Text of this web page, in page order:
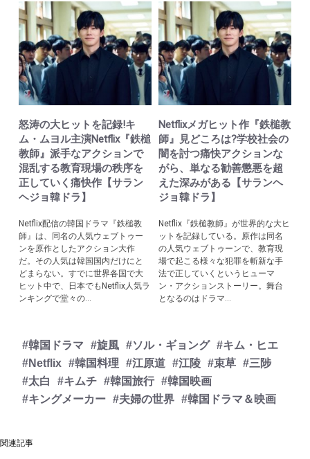
怒涛の大ヒットを記録!キ
ム・ムヨル主演Netflix『鉄槌
教師』派手なアクションで
混乱する教育現場の秩序を
正していく痛快作【サラン
ヘジョ韓ドラ】
Netflix配信の韓国ドラマ『鉄槌教
師』は、同名の人気ウェブトゥー
ンを原作としたアクション大作
だ。その人気は韓国国内だけにと
どまらない。すでに世界各国で大
ヒット中で、日本でもNetflix人気ラ
ンキングで堂々の...
Netflixメガヒット作『鉄槌教
師』見どころは?学校社会の
闇を討つ痛快アクションな
がら、単なる勧善懲悪を超
えた深みがある【サランヘ
ジョ韓ドラ】
Netflix『鉄槌教師』が世界的な大ヒ
ットを記録している。原作は同名
の人気ウェブトゥーンで、教育現
場で起こる様々な犯罪を斬新な手
法で正していくというヒューマ
ン・アクションストーリー。舞台
となるのはドラマ...
#韓国ドラマ #旋風 #ソル・ギョング #キム・ヒエ
#Netflix #韓国料理 #江原道 #江陵 #束草 #三陟
#太白
#キムチ #韓国旅行 #韓国映画
#キングメーカー #夫婦の世界 #韓国ドラマ＆映画
関連記事